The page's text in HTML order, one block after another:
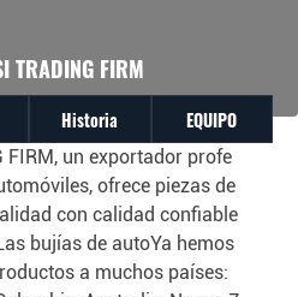
TRADING FIRM
Historia EQUIPO
FIRM, un exportador profe
ofrece piezas de
con calidad confiable
bujías de autoYa hemos
a muchos países: